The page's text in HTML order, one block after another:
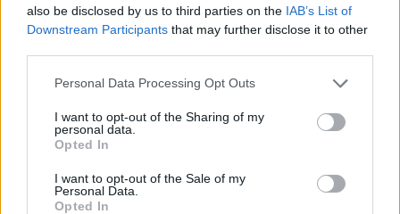
also be disclosed by us to third parties on the IAB’s List of
Downstream Participants that may further disclose it to other
Please note that this website/app uses one or more Google
not limited to your visit or usage behaviour. You may click to
grant or deny consent to Google and its third-party tags to
use your data for below specified purposes in below Google
consent section.
Personal Data Processing Opt Outs
I want to opt-out of the Sharing of my
personal data.
Opted In
I want to opt-out of the Sale of my
Personal Data.
Opted In
Borse europee in crescita moderata, focus su Hormuz e
Francesca Lombardi · 10 Ago 2026